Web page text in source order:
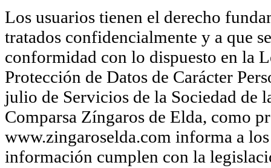
Los usuarios tienen el derecho
tratados confidencialmente y a que
conformidad con lo dispuesto en la
Protección de Datos de Carácter
julio de Servicios de la Sociedad
Comparsa Zíngaros de Elda, como
www.zingaroselda.com informa a
información cumplen con la